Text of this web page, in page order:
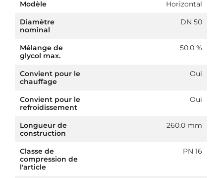
Modèle
Horizontal
Diamètre
nominal
DN 50
Mélange de
glycol max.
50.0 %
Convient pour le
chauffage
Oui
Convient pour le
refroidissement
Oui
Longueur de
construction
260.0 mm
Classe de
compression de
l'article
PN 16